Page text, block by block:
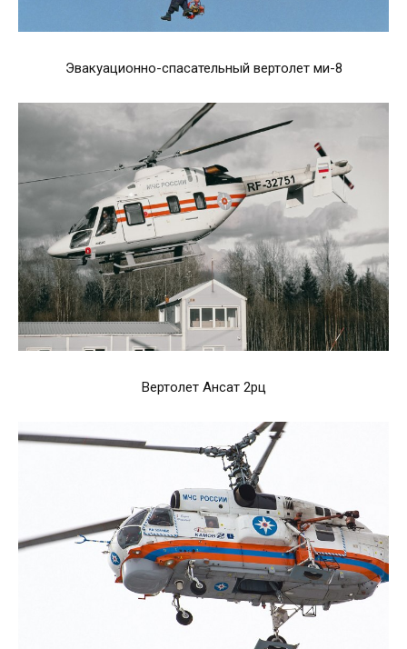
Эвакуационно-спасательный вертолет ми-8
Вертолет Ансат 2рц